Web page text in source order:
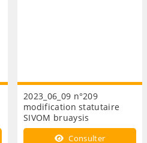
2023_06_09 n°209
modification statutaire
SIVOM bruaysis
Consulter